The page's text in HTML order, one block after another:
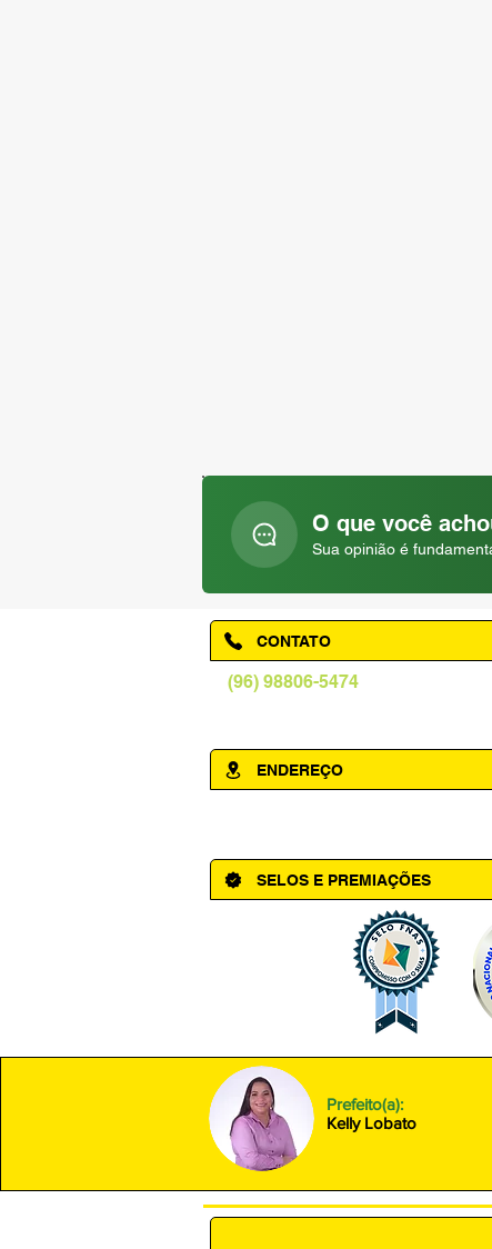
O que você
Sua opinião é
(96) 98806-5474
CONTATO
ENDEREÇO
SELOS E PREMIAÇÕES
Prefeito(a):
Kelly Lobato